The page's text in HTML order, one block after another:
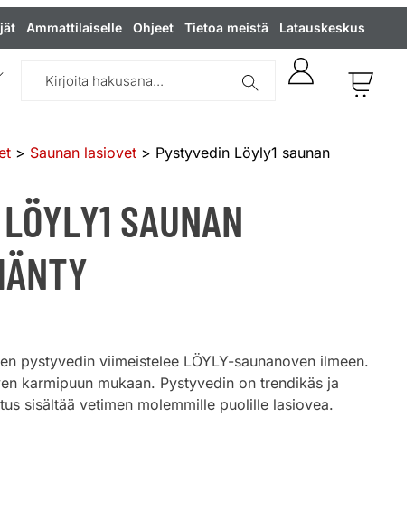
Ammattilaiselle Ohjeet Tietoa meistä Latauskeskus
> Saunan lasiovet > Pystyvedin Löyly1 saunan
SAUNAN
pystyvedin viimeistelee LÖYLY-saunanoven ilmeen.
karmipuun mukaan. Pystyvedin on trendikäs ja
sisältää vetimen molemmille puolille lasiovea.